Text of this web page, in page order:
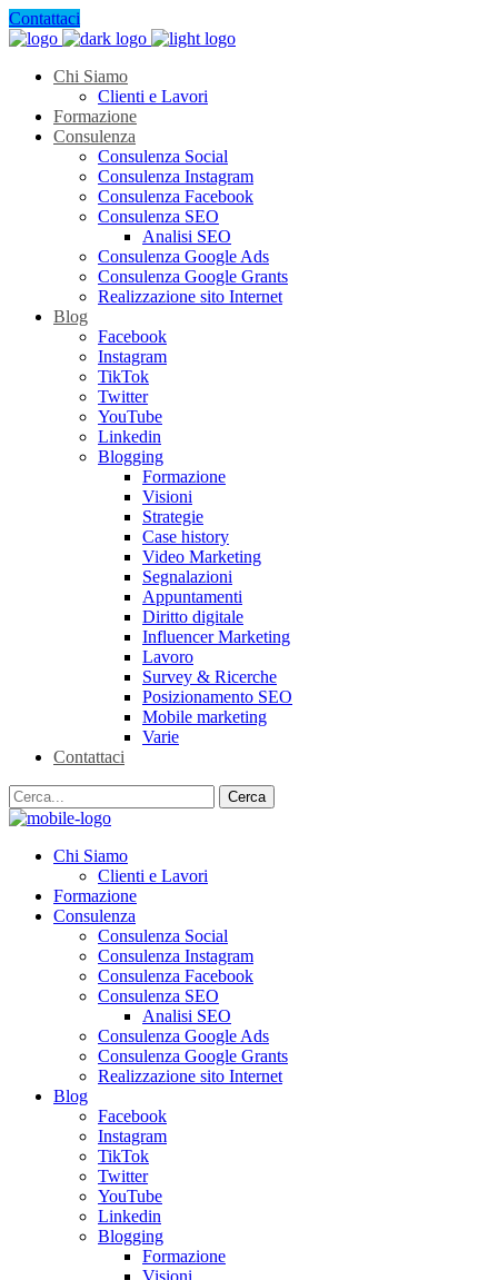
Contattaci
Chi Siamo
Clienti e Lavori
Formazione
Consulenza
Consulenza Social
Consulenza Instagram
Consulenza Facebook
Consulenza SEO
Analisi SEO
Consulenza Google Ads
Consulenza Google Grants
Realizzazione sito Internet
Blog
Facebook
Instagram
TikTok
Twitter
YouTube
Linkedin
Blogging
Formazione
Visioni
Strategie
Case history
Video Marketing
Segnalazioni
Appuntamenti
Diritto digitale
Influencer Marketing
Lavoro
Survey & Ricerche
Posizionamento SEO
Mobile marketing
Varie
Contattaci
Chi Siamo
Clienti e Lavori
Formazione
Consulenza
Consulenza Social
Consulenza Instagram
Consulenza Facebook
Consulenza SEO
Analisi SEO
Consulenza Google Ads
Consulenza Google Grants
Realizzazione sito Internet
Blog
Facebook
Instagram
TikTok
Twitter
YouTube
Linkedin
Blogging
Formazione
Visioni